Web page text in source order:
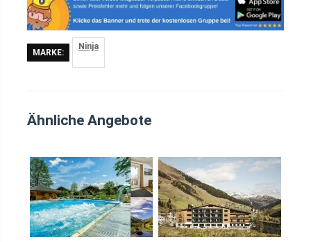
MARKE:
Ninja
Ähnliche Angebote